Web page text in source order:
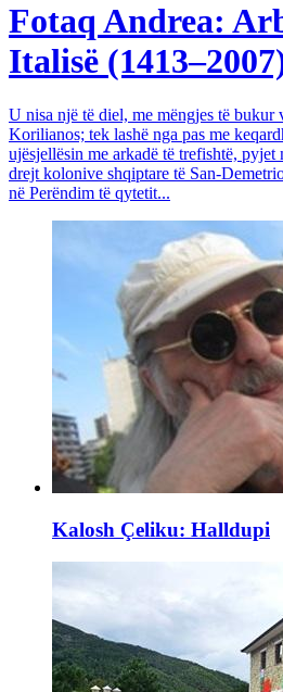
Fotaq Andrea:
Italisë
U nisa një të diel, me mëngjes të bukur
Korilianos; tek lashë nga pas me
ujësjellësin me arkadë të trefishtë, pyjet
drejt kolonive shqiptare të San-
në Perëndim të qytetit...
Kalosh Çeliku: Halldupi